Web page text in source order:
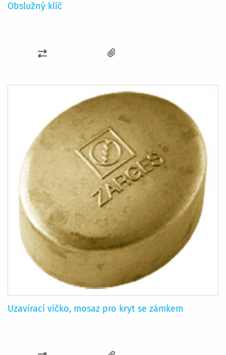
Obslužný klíč
PŘIDAT
POROVNÁNÍ
Uzavírací víčko, mosaz pro kryt se zámkem